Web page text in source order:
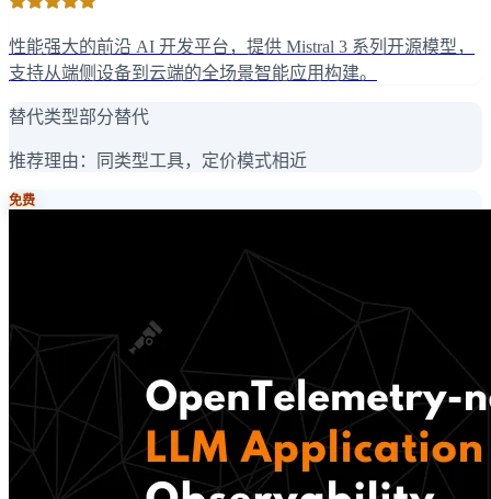
性能强大的前沿 AI 开发平台，提供 Mistral 3 系列开源模型，
支持从端侧设备到云端的全场景智能应用构建。
替代类型部分替代
推荐理由： 同类型工具，定价模式相近
免费